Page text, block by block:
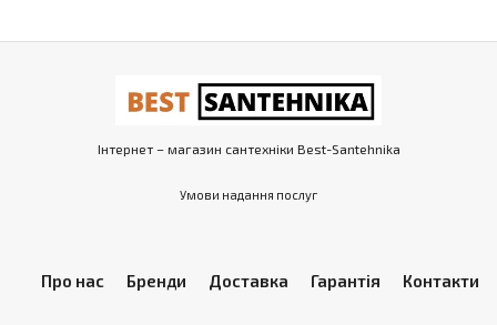
Інтернет – магазин сантехніки Best-Santehnika
Умови надання послуг
Про нас Бренди Доставка Гарантія Контакти